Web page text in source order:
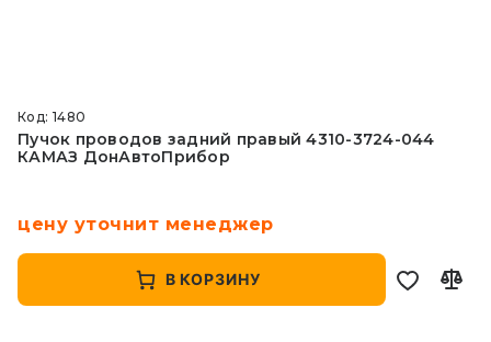
Код: 1480
Пучок проводов задний правый 4310-3724-044
КАМАЗ ДонАвтоПрибор
цену уточнит менеджер
В КОРЗИНУ